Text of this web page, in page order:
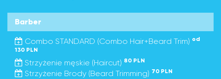
Barber
Combo STANDARD (Combo Hair+Beard Trim) od
130 PLN
Strzyżenie męskie (Haircut) 80 PLN
Strzyżenie Brody (Beard Trimming) 70 PLN